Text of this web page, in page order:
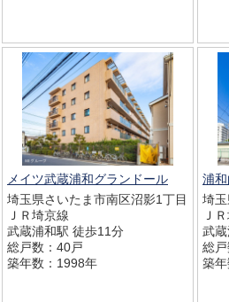
メイツ武蔵浦和グランドール
埼玉県さいたま市南区沼影1丁目
ＪＲ埼京線
武蔵浦和駅 徒歩11分
総戸数：40戸
築年数：1998年
浦
埼
Ｊ
武
総
築